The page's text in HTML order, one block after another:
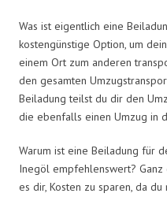
Was ist eigentlich eine
kostengünstige Option, um
einem Ort zum anderen
den gesamten
Beiladung teilst du dir den
die ebenfalls einen Umzug in
Warum ist eine Beiladung für
Inegöl empfehlenswert? Ganz
es dir, Kosten zu sparen, da